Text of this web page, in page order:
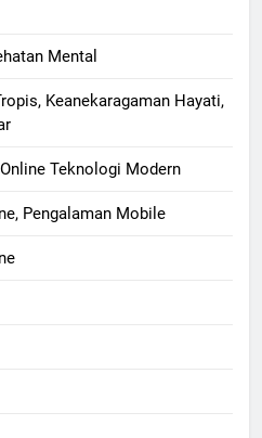
Mental
Keanekaragaman Hayati,
Teknologi Modern
Pengalaman Mobile